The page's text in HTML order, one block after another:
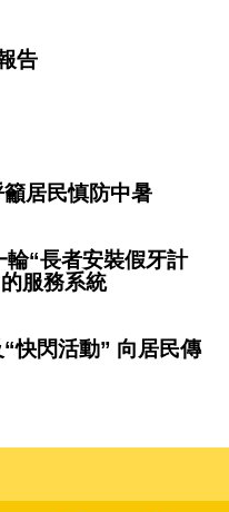
告
居民慎防中暑
“長者安裝假牙計
服務系統
快閃活動” 向居民傳